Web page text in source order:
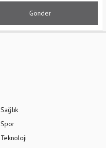
Sağlık
Spor
Teknoloji